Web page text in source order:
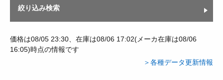
絞り込み検索
価格は08/05 23:30、在庫は08/06 17:02(メーカ在庫は08/06
16:05)時点の情報です
＞各種データ更新情報